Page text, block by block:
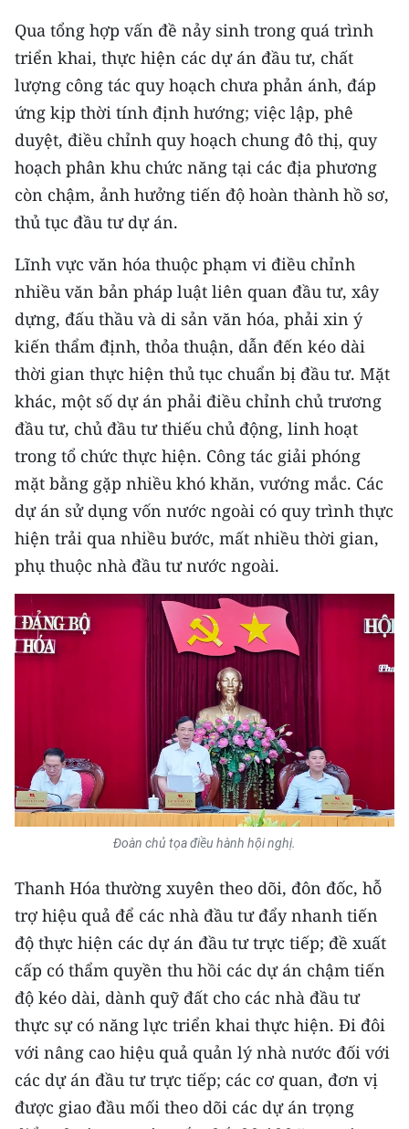
Media Thể thao
Media Giáo dục
Media Y tế
Media Khoa học - Công nghệ
Media Môi trường
Ảnh
Infographic
TIN MỚI
TIN ĐỊA PHƯƠNG
Trung du và miền núi phía Bắc
Đồng bằng sông Hồng
Bắc Trung Bộ
Duyên hải Nam Trung Bộ và Tây
Nguyên
Đông Nam Bộ
Đồng bằng sông Cửu Long
Chuyên trang TP. Hồ Chí Minh
CHUYÊN ĐỀ
CÁC CHUYÊN TRANG
THỜI NAY
NHÂN DÂN CUỐI TUẦN
NHÂN DÂN HẰNG THÁNG
MUA BÁO
ĐỌC BÁO IN
Qua tổng hợp vấn đề nảy sinh trong quá trình
triển khai, thực hiện các dự án đầu tư, chất
lượng công tác quy hoạch chưa phản ánh, đáp
ứng kịp thời tính định hướng; việc lập, phê
duyệt, điều chỉnh quy hoạch chung đô thị, quy
hoạch phân khu chức năng tại các địa phương
còn chậm, ảnh hưởng tiến độ hoàn thành hồ sơ,
thủ tục đầu tư dự án.
Lĩnh vực văn hóa thuộc phạm vi điều chỉnh
nhiều văn bản pháp luật liên quan đầu tư, xây
dựng, đấu thầu và di sản văn hóa, phải xin ý
kiến thẩm định, thỏa thuận, dẫn đến kéo dài
thời gian thực hiện thủ tục chuẩn bị đầu tư. Mặt
khác, một số dự án phải điều chỉnh chủ trương
đầu tư, chủ đầu tư thiếu chủ động, linh hoạt
trong tổ chức thực hiện. Công tác giải phóng
mặt bằng gặp nhiều khó khăn, vướng mắc. Các
dự án sử dụng vốn nước ngoài có quy trình thực
hiện trải qua nhiều bước, mất nhiều thời gian,
phụ thuộc nhà đầu tư nước ngoài.
Đoàn chủ tọa điều hành hội nghị.
Thanh Hóa thường xuyên theo dõi, đôn đốc, hỗ
trợ hiệu quả để các nhà đầu tư đẩy nhanh tiến
độ thực hiện các dự án đầu tư trực tiếp; đề xuất
cấp có thẩm quyền thu hồi các dự án chậm tiến
độ kéo dài, dành quỹ đất cho các nhà đầu tư
thực sự có năng lực triển khai thực hiện. Đi đôi
với nâng cao hiệu quả quản lý nhà nước đối với
các dự án đầu tư trực tiếp; các cơ quan, đơn vị
được giao đầu mối theo dõi các dự án trọng